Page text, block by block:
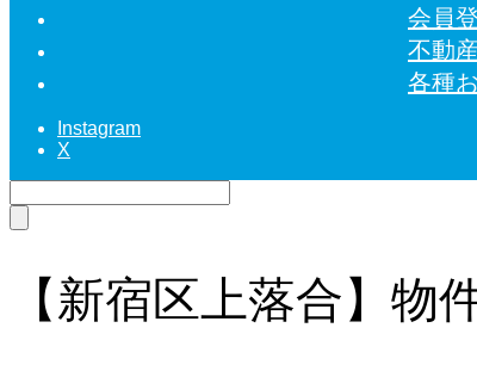
会員
不動
各種
Instagram
X
【新宿区上落合】物